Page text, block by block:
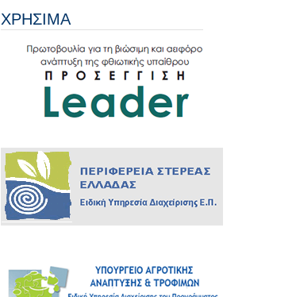
ΧΡΗΣΙΜΑ